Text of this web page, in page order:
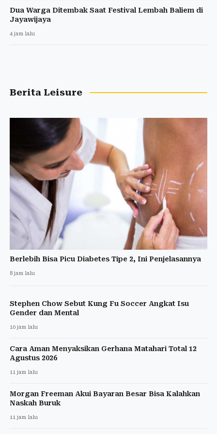
Dua Warga Ditembak Saat Festival Lembah Baliem di
Jayawijaya
4 jam lalu
Berita Leisure
Berlebih Bisa Picu Diabetes Tipe 2, Ini Penjelasannya
8 jam lalu
Stephen Chow Sebut Kung Fu Soccer Angkat Isu
Gender dan Mental
10 jam lalu
Cara Aman Menyaksikan Gerhana Matahari Total 12
Agustus 2026
11 jam lalu
Morgan Freeman Akui Bayaran Besar Bisa Kalahkan
Naskah Buruk
11 jam lalu